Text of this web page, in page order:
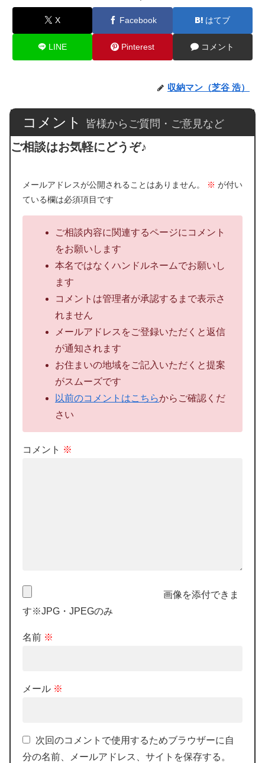
X Facebook はてブ
LINE Pinterest コメント
収納マン（芝谷 浩）
コメント 皆様からご質問・ご意見など
ご相談はお気軽にどうぞ♪
メールアドレスが公開されることはありません。 ※ が付い
ている欄は必須項目です
ご相談内容に関連するページにコメント
をお願いします
本名ではなくハンドルネームでお願いし
ます
コメントは管理者が承認するまで表示さ
れません
メールアドレスをご登録いただくと返信
が通知されます
お住まいの地域をご記入いただくと提案
がスムーズです
以前のコメントはこちらからご確認くだ
さい
コメント ※
画像を添付できま
す※JPG・JPEGのみ
名前 ※
メール ※
次回のコメントで使用するためブラウザーに自
分の名前、メールアドレス、サイトを保存する。